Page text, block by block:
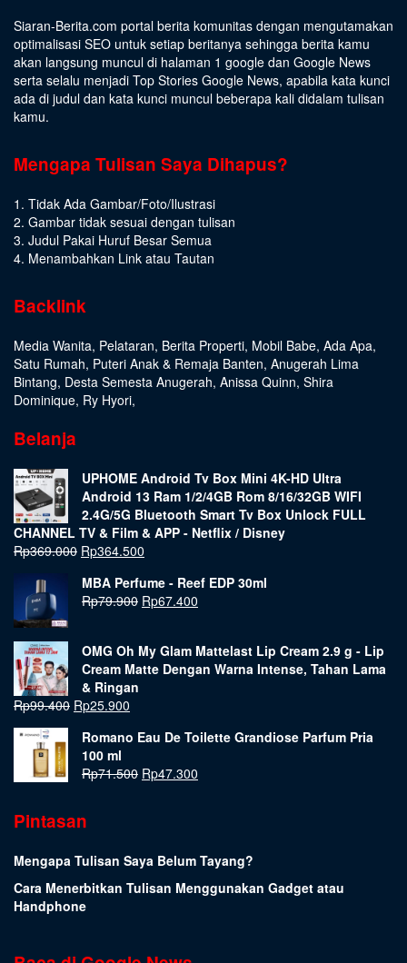
Siaran-Berita.com portal berita komunitas dengan mengutamakan
optimalisasi SEO untuk setiap beritanya sehingga berita kamu
akan langsung muncul di halaman 1 google dan Google News
serta selalu menjadi Top Stories Google News, apabila kata kunci
ada di judul dan kata kunci muncul beberapa kali didalam tulisan
kamu.
Mengapa Tulisan Saya Dihapus?
1. Tidak Ada Gambar/Foto/Ilustrasi
2. Gambar tidak sesuai dengan tulisan
3. Judul Pakai Huruf Besar Semua
4. Menambahkan Link atau Tautan
Backlink
Media Wanita, Pelataran, Berita Properti, Mobil Babe, Ada Apa,
Satu Rumah, Puteri Anak & Remaja Banten, Anugerah Lima
Bintang, Desta Semesta Anugerah, Anissa Quinn, Shira
Dominique, Ry Hyori,
Belanja
UPHOME Android Tv Box Mini 4K-HD Ultra
Android 13 Ram 1/2/4GB Rom 8/16/32GB WIFI
2.4G/5G Bluetooth Smart Tv Box Unlock FULL
CHANNEL TV & Film & APP - Netflix / Disney
Rp369.000 Rp364.500
MBA Perfume - Reef EDP 30ml
Rp79.900 Rp67.400
OMG Oh My Glam Mattelast Lip Cream 2.9 g - Lip
Cream Matte Dengan Warna Intense, Tahan Lama
& Ringan
Rp99.400 Rp25.900
Romano Eau De Toilette Grandiose Parfum Pria
100 ml
Rp71.500 Rp47.300
Pintasan
Mengapa Tulisan Saya Belum Tayang?
Cara Menerbitkan Tulisan Menggunakan Gadget atau
Handphone